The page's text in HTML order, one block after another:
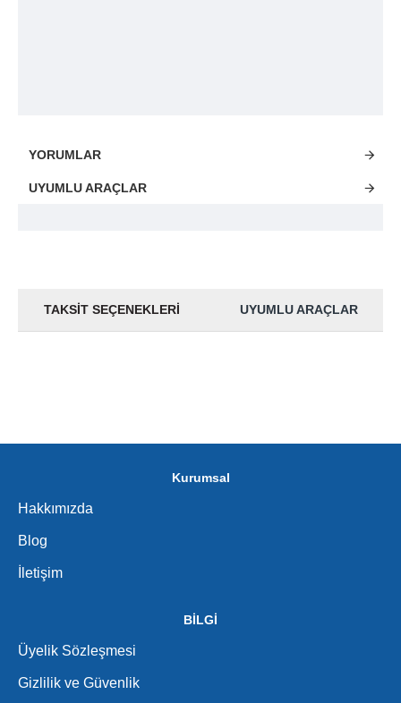
YORUMLAR
UYUMLU ARAÇLAR
TAKSIT SEÇENEKLERI UYUMLU ARAÇLAR
Kurumsal
Hakkımızda
Blog
İletişim
BİLGİ
Üyelik Sözleşmesi
Gizlilik ve Güvenlik